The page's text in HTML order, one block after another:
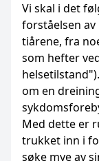
Vi skal i det
forståelsen
tiårene, fra
som hefter
om en
Med dette er
trukket inn i
søke mye av